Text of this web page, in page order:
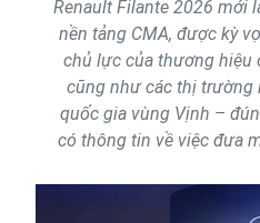
Renault Filante 2026 mới
nền tảng CMA, được kỳ
chủ lực của thương hiệu
cũng như các thị trường
quốc gia vùng Vịnh –
có thông tin về việc đưa